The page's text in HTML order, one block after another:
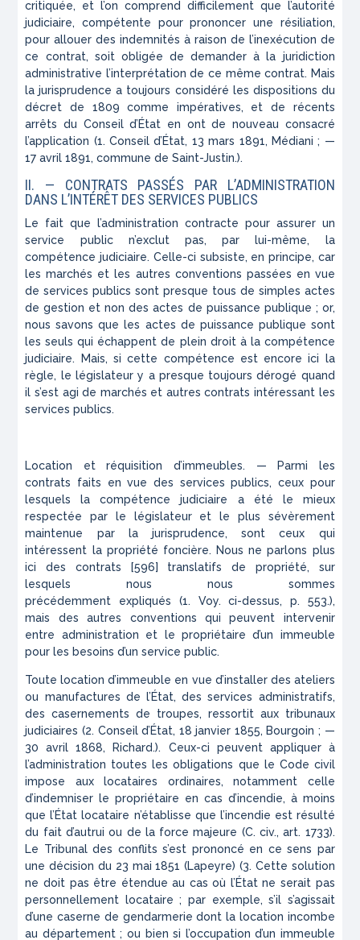
critiquée, et l’on comprend difficilement que l’autorité
judiciaire, compétente pour prononcer une résiliation,
pour allouer des indemnités à raison de l’inexécution de
ce contrat, soit obligée de demander à la juridiction
administrative l’interprétation de ce même contrat. Mais
la jurisprudence a toujours considéré les dispositions du
décret de 1809 comme impératives, et de récents
arrêts du Conseil d’État en ont de nouveau consacré
l’application (1. Conseil d’État, 13 mars 1891, Médiani ; —
17 avril 1891, commune de Saint-Justin.).
II. — CONTRATS PASSÉS PAR L’ADMINISTRATION
DANS L’INTÉRÊT DES SERVICES PUBLICS
Le fait que l’administration contracte pour assurer un
service public n’exclut pas, par lui-même, la
compétence judiciaire. Celle-ci subsiste, en principe, car
les marchés et les autres conventions passées en vue
de services publics sont presque tous de simples actes
de gestion et non des actes de puissance publique ; or,
nous savons que les actes de puissance publique sont
les seuls qui échappent de plein droit à la compétence
judiciaire. Mais, si cette compétence est encore ici la
règle, le législateur y a presque toujours dérogé quand
il s’est agi de marchés et autres contrats intéressant les
services publics.
Location et réquisition d’immeubles. — Parmi les
contrats faits en vue des services publics, ceux pour
lesquels la compétence judiciaire a été le mieux
respectée par le législateur et le plus sévèrement
maintenue par la jurisprudence, sont ceux qui
intéressent la propriété foncière. Nous ne parlons plus
ici des contrats [596] translatifs de propriété, sur
lesquels nous nous sommes
précédemment expliqués (1. Voy. ci-dessus, p. 553.),
mais des autres conventions qui peuvent intervenir
entre administration et le propriétaire d’un immeuble
pour les besoins d’un service public.
Toute location d’immeuble en vue d’installer des ateliers
ou manufactures de l’État, des services administratifs,
des casernements de troupes, ressortit aux tribunaux
judiciaires (2. Conseil d’État, 18 janvier 1855, Bourgoin ; —
30 avril 1868, Richard.). Ceux-ci peuvent appliquer à
l’administration toutes les obligations que le Code civil
impose aux locataires ordinaires, notamment celle
d’indemniser le propriétaire en cas d’incendie, à moins
que l’État locataire n’établisse que l’incendie est résulté
du fait d’autrui ou de la force majeure (C. civ., art. 1733).
Le Tribunal des conflits s’est prononcé en ce sens par
une décision du 23 mai 1851(Lapeyre) (3. Cette solution
ne doit pas être étendue au cas où l’État ne serait pas
personnellement locataire ; par exemple, s’il s’agissait
d’une caserne de gendarmerie dont la location incombe
au département ; ou bien si l’occupation d’un immeuble